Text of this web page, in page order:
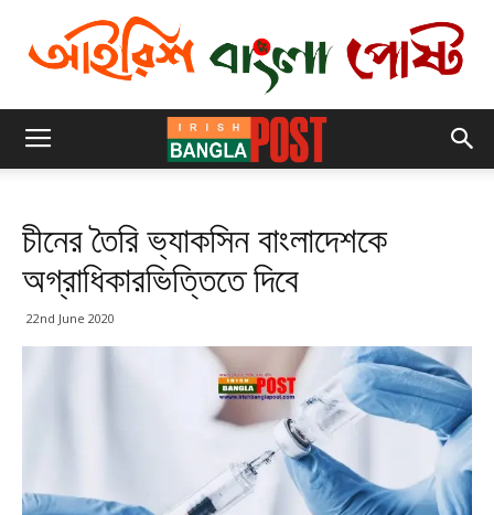
চীনের তৈরি ভ্যাকসিন বাংলাদেশকে
অগ্রাধিকারভিত্তিতে দিবে
22nd June 2020